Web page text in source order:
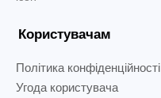
Користувачам
Політика конфіденційності
Угода користувача